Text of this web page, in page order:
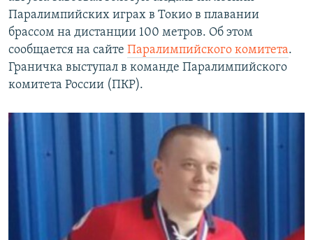
Паралимпийских играх в Токио в плавании
брассом на дистанции 100 метров. Об этом
сообщается на сайте Паралимпийского комитета.
Граничка выступал в команде Паралимпийского
комитета России (ПКР).